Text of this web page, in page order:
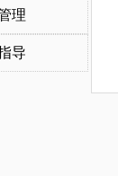
理
导